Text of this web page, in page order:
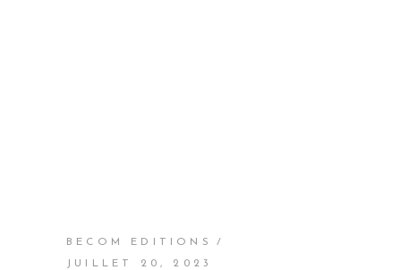
BECOM EDITIONS
JUILLET 20, 2023